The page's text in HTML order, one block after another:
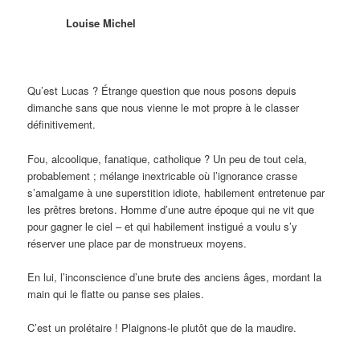
Louise Michel
Qu’est Lucas ? Étrange question que nous posons depuis
dimanche sans que nous vienne le mot propre à le classer
définitivement.
Fou, alcoolique, fanatique, catholique ? Un peu de tout cela,
probablement ; mélange inextricable où l’ignorance crasse
s’amalgame à une superstition idiote, habilement entretenue par
les prêtres bretons. Homme d’une autre époque qui ne vit que
pour gagner le ciel – et qui habilement instigué a voulu s’y
réserver une place par de monstrueux moyens.
En lui, l’inconscience d’une brute des anciens âges, mordant la
main qui le flatte ou panse ses plaies.
C’est un prolétaire ! Plaignons-le plutôt que de la maudire.